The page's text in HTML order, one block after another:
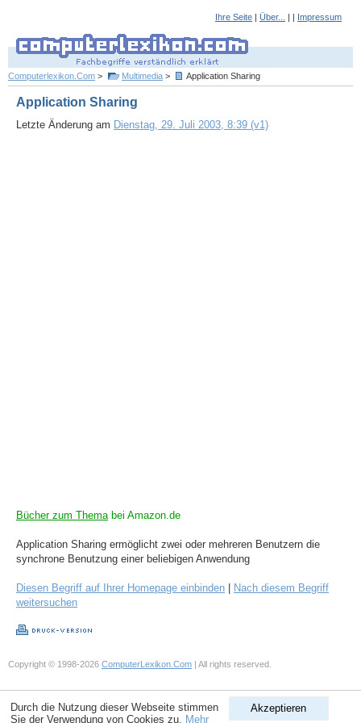
Ihre Seite | Über... | | Impressum
Computerlexikon.Com > Multimedia > Application Sharing
Application Sharing
Letzte Änderung am Dienstag, 29. Juli 2003, 8:39 (v1)
Bücher zum Themabei Amazon.de
Application Sharing ermöglicht zwei oder mehreren Benutzern die
synchrone Benutzung einer beliebigen Anwendung
Diesen Begriff auf Ihrer Homepage einbinden
Nach diesem Begriff
weitersuchen
Akzeptieren
Durch die Nutzung dieser Webseite stimmen
Sie der Verwendung von Cookies zu. Mehr
Copyright © 1998-2026 ComputerLexikon.Com | All rights reserved.